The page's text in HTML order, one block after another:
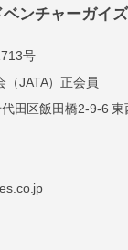
ンチャーガイズ
号
（JATA）正会員
田区飯田橋2-9-6